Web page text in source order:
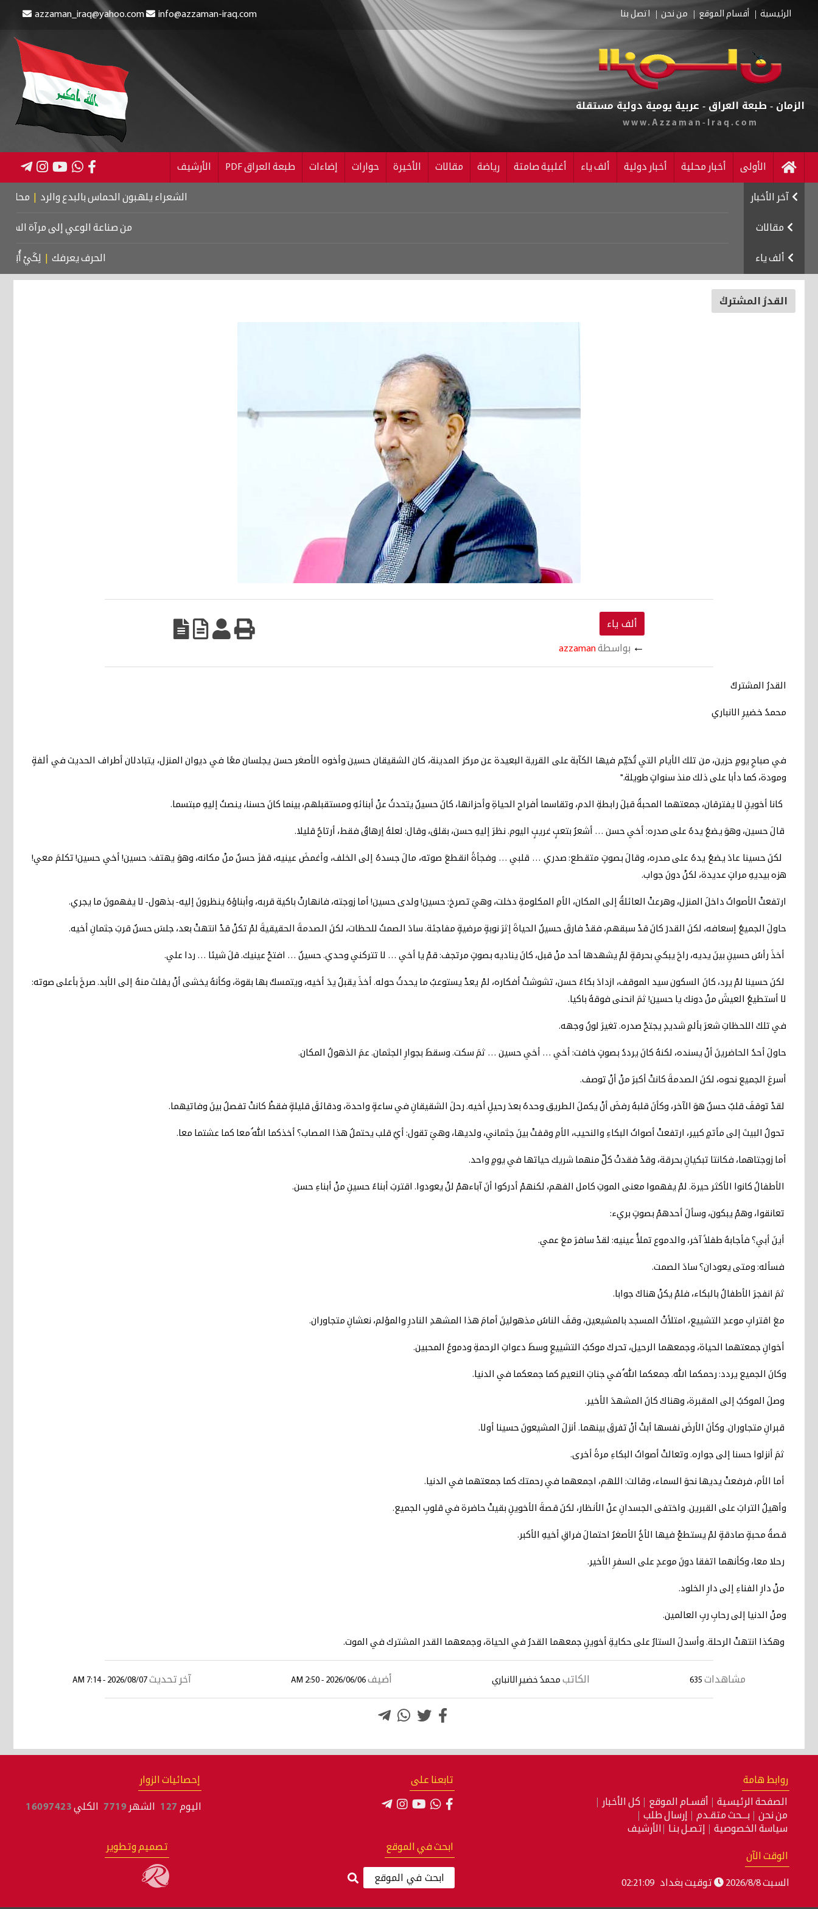
الرئيسية أقسام الموقع من نحن اتصل بنا azzaman_iraq@yahoo.com info@azzaman-iraq.com
الزمان - طبعة العراق - عربية يومية دولية مستقلة
www.Azzaman-Iraq.com
الأولى أخبار محلية أخبار دولية ألف ياء أغلبية صامتة رياضة مقالات الأخيرة حوارات إضاءات طبعة العراق PDF الأرشيف
آخر الأخبار الشعراء يلهبون الحماس بالبدع والرد | محاربة الفساد
مقالات من صناعة الوعي إلى مرآة السلبيات
ألف ياء الحرف يعرفك | لِكَيْ أُبَالِغَ فِي
القدرُ المشتركُ
ألف ياء
← بواسطةazzaman
القدرُ المشتركُ
محمدُ خضيرِ الانباري
في صباحِ يومٍ حزين، من تلك الأيام التي تُخيّم فيها الكآبة على القرية البعيدة عن مركز المدينة، كان الشقيقان حسين وأخوه الأصغر حسن يجلسان معًا في ديوان المنزل، يتبادلان أطراف الحديث في ألفةٍ
ومودة، كما دأبا على ذلك منذ سنواتٍ طويلة."
كانا أخوينِ لا يفترقان، جمعتهما المحبةُ قبلَ رابطةِ الدم، وتقاسما أفراح الحياةِ وأحزانها، كانَ حسينٌ يتحدثُ عنْ أبنائهِ ومستقبلهم، بينما كانَ حسنا، ينصتُ إليهِ مبتسما.
قالَ حسين، وهوَ يضعُ يدهُ على صدره: أخي حسن … أشعرُ بتعبٍ غريبٍ اليوم. نظرَ إليهِ حسن، بقلق، وقال: لعلهُ إرهاقٌ فقط، أرتاحُ قليلا.
لكنَ حسينا عادَ يضعُ يدهُ على صدره، وقالَ بصوتٍ متقطع: صدري … قلبي … وفجأةً انقطعَ صوته، مالَ جسدهُ إلى الخلف، وأغمضَ عينيه، قفزَ حسنٌ منْ مكانه، وهوَ يهتف: حسين! أخي حسين! تكلمَ معي!
هزه بيديهِ مراتٍ عديدة، لكنْ دونَ جواب.
ارتفعتْ الأصواتُ داخلَ المنزل، وهرعتْ العائلةُ إلى المكان، الأمِ المكلومةِ دخلت، وهيَ تصرخ: حسين! ولدى حسين! أما زوجته، فانهارتْ باكية قربه، وأبناؤهُ ينظرونَ إليه- بذهول- لا يفهمونَ ما يجري.
حاولَ الجميعُ إسعافه، لكنَ القدرَ كانَ قدْ سبقهم، فقدْ فارقَ حسينٌ الحياةَ إثرَ نوبةٍ مرضيةٍ مفاجئة. سادَ الصمتُ للحظات، لكنَ الصدمةَ الحقيقيةَ لمْ تكنْ قدْ انتهتْ بعد، جلسَ حسنٌ قربَ جثمانِ أخيه.
أخذَ رأسُ حسينِ بينَ يديه، راحَ يبكي بحرقةٍ لمْ يشهدها أحد منْ قبل، كانَ يناديه بصوتٍ مرتجف: قمْ يا أخي … لا تتركني وحدي. حسينٌ … افتحْ عينيك. قلَ شيئا … ردا علي.
لكنَ حسينا لمْ يرد، كانَ السكون سيد الموقف، ازدادَ بكاءُ حسن، تشوشتْ أفكاره، لمْ يعدْ يستوعبُ ما يحدثُ حوله. أخذَ يقبلُ يدَ أخيه، ويتمسكُ بها بقوة، وكأنهُ يخشى أنْ يفلتَ منهُ إلى الأبد. صرخَ بأعلى صوته:
لا أستطيعُ العيشَ منْ دونك يا حسين! ثمَ انحنى فوقهُ باكيا.
في تلكَ اللحظاتِ شعرَ بألمٍ شديدٍ يجتحْ صدره. تغيرَ لونُ وجهه.
حاولَ أحدُ الحاضرينَ أنْ يسنده، لكنهُ كانَ يرددُ بصوتٍ خافت: أخي … أخي حسين … ثمَ سكت. وسقطَ بجوارِ الجثمان. عمَ الذهولُ المكان.
أسرعَ الجميع نحوه، لكنَ الصدمةَ كانتْ أكبرَ منْ أنْ توصف.
لقدْ توقفَ قلبٌ حسنٌ هوَ الآخر، وكأنَ قلبهُ رفضَ أنْ يكملَ الطريق وحدهُ بعدَ رحيلِ أخيه. رحلَ الشقيقانِ في ساعةٍ واحدة، ودقائقَ قليلةٍ فقطْ كانتْ تفصلُ بينَ وفاتيهما.
تحولُ البيتَ إلى مأتمٍ كبير، ارتفعتْ أصواتُ البكاءِ والنحيب، الأمِ وقفتْ بينَ جثماني، ولديها، وهيَ تقول: أيٌ قلب يحتملُ هذا المصاب؟ أخذكما اللهُ معا كما عشتما معا.
أما زوجتاهما، فكانتا تبكيانِ بحرقة، وقدْ فقدتْ كلّ منهما شريك حياتها في يومٍ واحد.
الأطفالُ كانوا الأكثر حيرة. لمْ يفهموا معنى الموتِ كامل الفهم، لكنهمْ أدركوا أنَ آباءهمْ لنْ يعودوا. اقتربَ أبناءُ حسينِ منْ أبناءِ حسن.
تعانقوا، وهمْ يبكون، وسألَ أحدهمْ بصوتٍ بريء:
أينَ أبي؟ فأجابهُ طفلاً آخر، والدموع تملأُ عينيه: لقدْ سافرَ معَ عمي.
فسأله: ومتى يعودان؟ سادَ الصمت.
ثمَ انفجرَ الأطفالُ بالبكاء، فلمْ يكنْ هناكَ جوابا.
معَ اقترابِ موعدِ التشييع، امتلأتْ المسجد بالمشيعين، وقفَ الناسُ مذهولينَ أمامَ هذا المشهدِ النادرِ والمؤلم، نعشانِ متجاوران.
أخوانِ جمعتهما الحياة، وجمعهما الرحيل، تحركَ موكبُ التشييعِ وسطَ دعواتِ الرحمةِ ودموعُ المحبين.
وكانَ الجميع يردد: رحمكما الله. جمعكما اللهُ في جناتِ النعيمِ كما جمعكما في الدنيا.
وصلَ الموكبُ إلى المقبرة، وهناكَ كانَ المشهدَ الأخير.
قبرانِ متجاوران. وكأنَ الأرضَ نفسها أبتْ أنْ تفرقَ بينهما. أنزلَ المشيعونَ حسينا أولا.
ثمَ أنزلوا حسنا إلى جواره. وتعالتْ أصواتُ البكاءِ مرةً أخرى.
أما الأم، فرفعتْ يديها نحوَ السماء، وقالت: اللهم، اجمعهما في رحمتك كما جمعتهما في الدنيا.
وأهيلُ الترابَ على القبرين. واختفى الجسدانِ عنْ الأنظار، لكنَ قصةَ الأخوينِ بقيتْ حاضرة في قلوبِ الجميع.
قصةُ محبةٍ صادقةٍ لمْ يستطعْ فيها الأخُ الأصغرُ احتمالَ فراقِ أخيهِ الأكبر.
رحلا معا، وكأنهما اتفقا دونَ موعدٍ على السفرِ الأخير.
منْ دارِ الفناءِ إلى دارِ الخلود.
ومنْ الدنيا إلى رحابِ ربِ العالمين.
وهكذا انتهتْ الرحلة. وأسدلَ الستارُ على حكايةِ أخوينِ جمعهما القدرُ في الحياة، وجمعهما القدر المشترك في الموت.
مشاهدات 635 الكاتب محمدُ خضيرِ الانباري أضيف 2026/06/06 - 2:50 AM آخر تحديث 2026/08/07 - 7:14 AM
روابط هامة
الصفحة الرئيسية أقسـام الموقع
كل الأخبار
من نحن
بـــحث متقـدم
إرسال طلب
سياسة الخصوصية
إتصـل بنـا الأرشيف
تابعنا على إحصائيات الزوار
اليوم 127 الشهر 7719 الكلي 16097423
الوقت الآن
السبت 2026/8/8 توقيت بغداد 02:21:09
ابحث في الموقع تصميم وتطوير